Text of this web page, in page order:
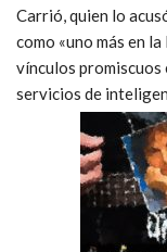
Carrió, quien lo
como «uno más en
vínculos
servicios de